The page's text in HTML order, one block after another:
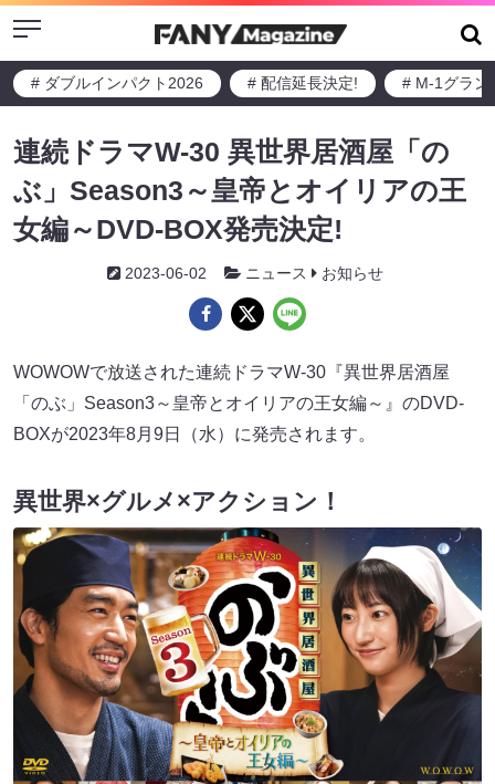
Menu
# ダブルインパクト2026 # 配信延長決定! # M-1グラン
連続ドラマW-30 異世界居酒屋「の
ぶ」Season3～皇帝とオイリアの王
女編～DVD-BOX発売決定!
2023-06-02 ニュース お知らせ
WOWOWで放送された連続ドラマW-30『異世界居酒屋
「のぶ」Season3～皇帝とオイリアの王女編～』のDVD-
BOXが2023年8月9日（水）に発売されます。
異世界×グルメ×アクション！